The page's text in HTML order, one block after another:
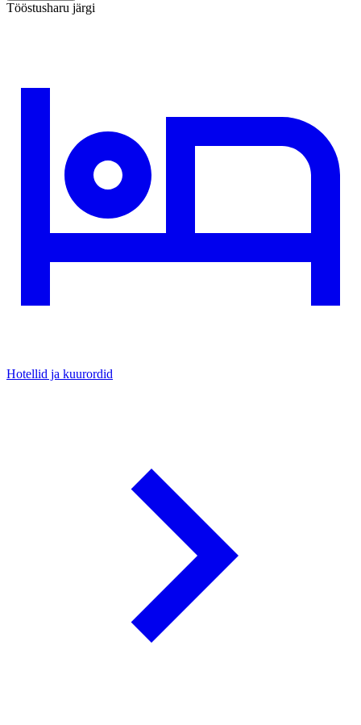
Tööstusharu järgi
Hotellid ja kuurordid